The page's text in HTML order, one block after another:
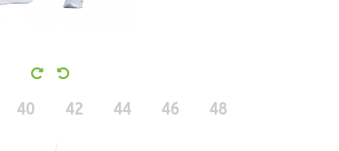
40 42 44 46 48